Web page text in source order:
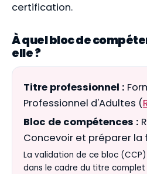
certification.
À quel bloc de
elle ?
Titre professionnel :
Professionnel d'Adultes (
Bloc de compétences :
Concevoir et préparer la
La validation de ce bloc
dans le cadre du titre